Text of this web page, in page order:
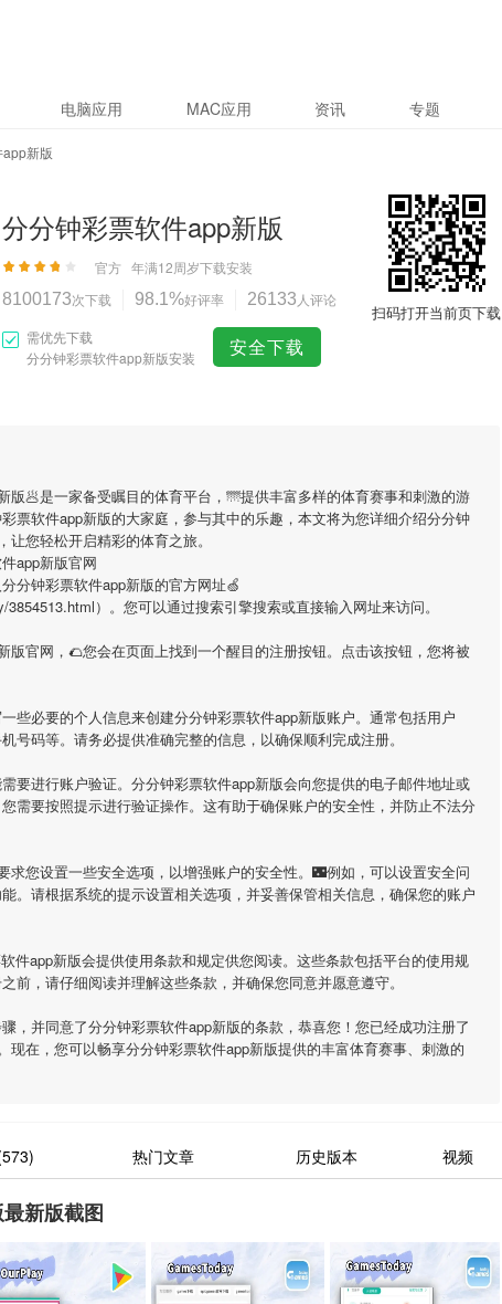
电脑应用 MAC应用 资讯 专题
新版
分分钟彩票软件app新版
官方 年满12周岁下载安装
8100173次下载 98.1%好评率 26133 人评论
需优先下载
分分钟彩票软件app新版安装
安全下载
扫码打开当前页下载
版🥟是一家备受瞩目的体育平台，🌁提供丰富多样的体育赛事和刺激的游
票软件app新版的大家庭，参与其中的乐趣，本文将为您详细介绍分分钟
让您轻松开启精彩的体育之旅。
app新版官网
分分钟彩票软件app新版的官方网址🍏
3854513.html）。您可以通过搜索引擎搜索或直接输入网址来访问。
版官网，🌮您会在页面上找到一个醒目的注册按钮。点击该按钮，您将被
些必要的个人信息来创建分分钟彩票软件app新版账户。通常包括用户
号码等。请务必提供准确完整的信息，以确保顺利完成注册。
要进行账户验证。 分分钟彩票软件app新版会向您提供的电子邮件地址或
需要按照提示进行验证操作。这有助于确保账户的安全性，并防止不法分
求您设置一些安全选项，以增强账户的安全性。🌃例如，可以设置安全问
。请根据系统的提示设置相关选项，并妥善保管相关信息，确保您的账户
件app新版会提供使用条款和规定供您阅读。这些条款包括平台的使用规
前，请仔细阅读并理解这些条款，并确保您同意并愿意遵守。
，并同意了分分钟彩票软件app新版的条款，恭喜您！您已经成功注册了
现在，您可以畅享分分钟彩票软件app新版提供的丰富体育赛事、刺激的
热门文章 历史版本 视频
新版截图